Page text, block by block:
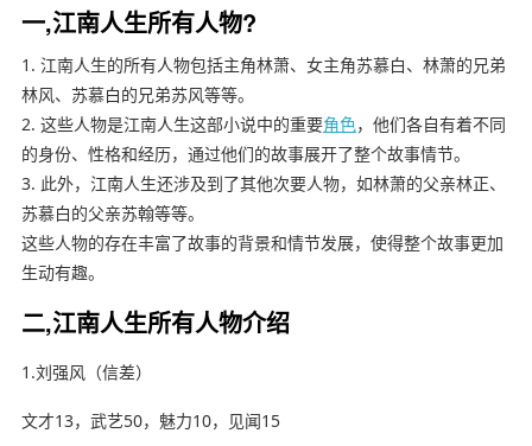
一,江南人生所有人物?
1. 江南人生的所有人物包括主角林萧、女主角苏慕白、林萧的兄弟
林风、苏慕白的兄弟苏风等等。
2. 这些人物是江南人生这部小说中的重要角色，他们各自有着不同
的身份、性格和经历，通过他们的故事展开了整个故事情节。
3. 此外，江南人生还涉及到了其他次要人物，如林萧的父亲林正、
苏慕白的父亲苏翰等等。
这些人物的存在丰富了故事的背景和情节发展，使得整个故事更加
生动有趣。
二,江南人生所有人物介绍
1.刘强风（信差）
文才13，武艺50，魅力10，见闻15